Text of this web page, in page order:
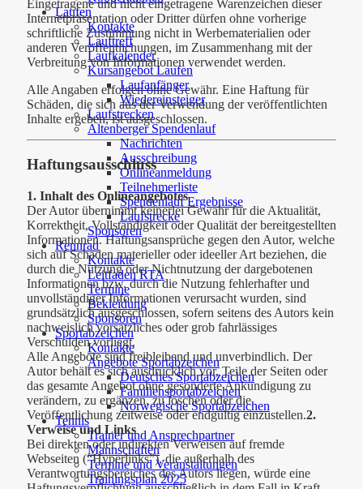
Laufen
Kontakte
Lauftreff
Laufkalender
Kursangebot Laufen
Laufanfänger
Wiedereinsteiger
Laufstrecken
Altenberger Spendenlauf
Nachrichten
Ausschreibung
Onlineanmeldung
Teilnehmerliste
Spendenlauf Ergebnisse
Laufstrecke
Sponsoren
Rennrad
Kontakte
Leitfaden RTA
Termine
Bekleidung
Sponsoren
Sportabzeichen
Kontakte
Angebote Sportabzeichen
Deutsches Sportabzeichen
Familiensportabzeichen
Norwegische Sportabzeichen
Tennis
Trainer und Ansprechpartner
Mannschaften
Termine und Veranstaltungen
Trainingsplan 2025
Eingetragene und nicht eingetragene Warenzeichen dieser
Internetpräsentation oder Dritter dürfen ohne vorherige
schriftliche Zustimmung nicht in Werbematerialien oder
anderen Veröffentlichungen, im Zusammenhang mit der
Verbreitung von Informationen verwendet werden.
Alle Angaben erfolgen ohne Gewähr. Eine Haftung für
Schäden, die sich aus der Verwendung der veröffentlichten
Inhalte ergeben, ist ausgeschlossen.
Haftungsausschluss
1. Inhalt des Onlineangebotes
Der Autor übernimmt keinerlei Gewähr für die Aktualität,
Korrektheit, Vollständigkeit oder Qualität der bereitgestellten
Informationen. Haftungsansprüche gegen den Autor, welche
sich auf Schäden materieller oder ideeller Art beziehen, die
durch die Nutzung oder Nichtnutzung der dargebotenen
Informationen bzw. durch die Nutzung fehlerhafter und
unvollständiger Informationen verursacht wurden, sind
grundsätzlich ausgeschlossen, sofern seitens des Autors kein
nachweislich vorsätzliches oder grob fahrlässiges
Verschulden vorliegt.
Alle Angebote sind freibleibend und unverbindlich. Der
Autor behält es sich ausdrücklich vor, Teile der Seiten oder
das gesamte Angebot ohne gesonderte Ankündigung zu
verändern, zu ergänzen, zu löschen oder die
Veröffentlichung zeitweise oder endgültig einzustellen.2.
Verweise und Links
Bei direkten oder indirekten Verweisen auf fremde
Webseiten (“Hyperlinks”), die außerhalb des
Verantwortungsbereiches des Autors liegen, würde eine